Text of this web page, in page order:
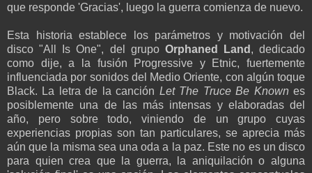
que responde 'Gracias', luego la guerra comienza de nuevo.
Esta historia establece los parámetros y motivación del
disco "All Is One", del grupo Orphaned Land , dedicado
como dije, a la fusión Progressive y Etnic, fuertemente
influenciada por sonidos del Medio Oriente, con algún toque
Black. La letra de la canción Let The Truce Be Known es
posiblemente una de las más intensas y elaboradas del
año, pero sobre todo, viniendo de un grupo cuyas
experiencias propias son tan particulares, se aprecia más
aún que la misma sea una oda a la paz. Este no es un disco
para quien crea que la guerra, la aniquilación o alguna